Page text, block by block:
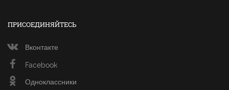
ПРИСОЕДИНЯЙТЕСЬ
Вконтакте
Facebook
Одноклассники